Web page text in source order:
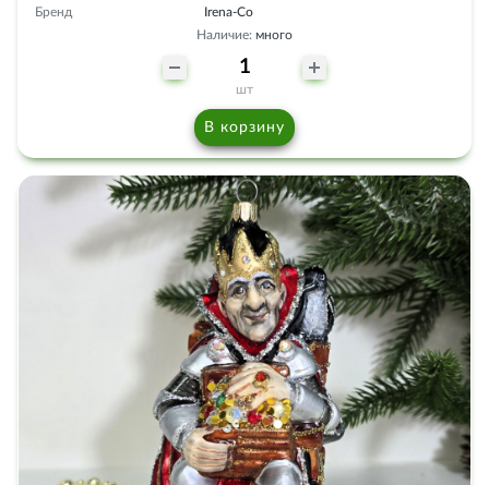
Бренд
Irena-Co
Наличие: много
шт
В корзину